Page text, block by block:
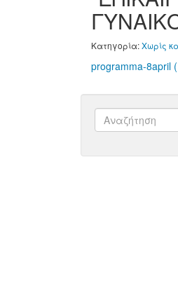
Κατηγορία:Χωρίς
programma-8april